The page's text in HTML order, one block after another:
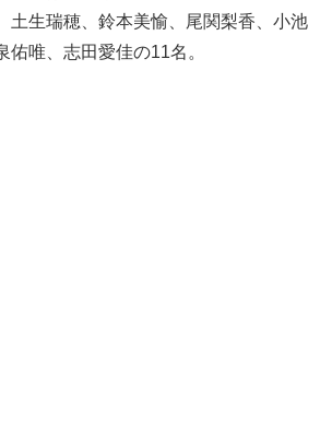
土生瑞穂、鈴本美愉、尾関梨香、小池
佑唯、志田愛佳の11名。